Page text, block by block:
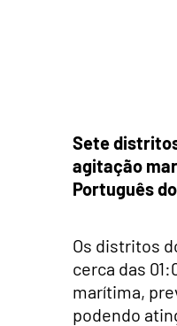
Sete
agitação
Português
Os distritos
cerca das
marítima,
podendo